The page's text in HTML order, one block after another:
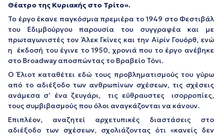
Θέατρο της Κυριακής στο Τρίτο».
Το έργο έκανε παγκόσμια πρεμιέρα το 1949 στο Φεστιβάλ
του Εδιμβούργου παρουσία του συγγραφέα και με
πρωταγωνιστές τον Άλεκ Γκίνες και την Αϊρίν Γουόρθ, ενώ
η έκδοσή του έγινε το 1950, χρονιά που το έργο ανέβηκε
στο Broadway αποσπώντας το Βραβείο Τόνι.
Ο Έλιοτ καταθέτει εδώ τους προβληματισμούς του γύρω
από το αδιέξοδο των ανθρωπίνων σχέσεων, τις σχέσεις
ανάμεσα σ’ ένα ζευγάρι, τις εύθραυστες ισορροπίες,
τους συμβιβασμούς που όλοι αναγκάζονται να κάνουν.
Επιπλέον, αναζητεί αρχετυπικές διαστάσεις στο
αδιέξοδο των σχέσεων, σχολιάζοντας ότι «κανείς δεν